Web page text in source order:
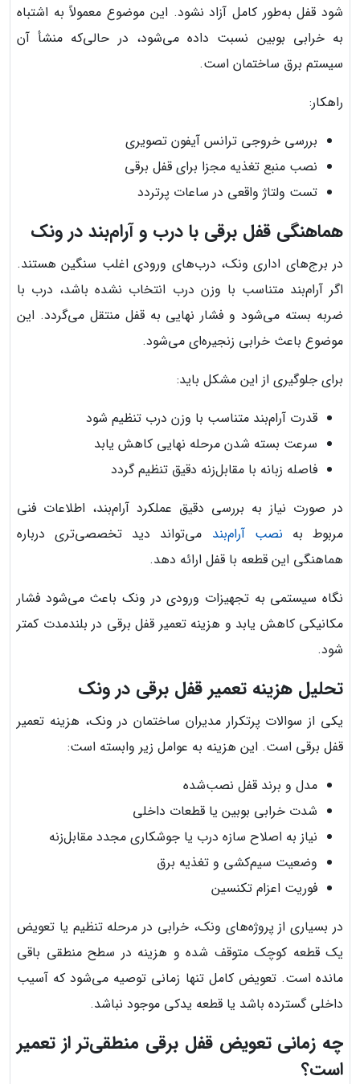
شود قفل به‌طور کامل آزاد نشود. این موضوع معمولاً به اشتباه
به خرابی بوبین نسبت داده می‌شود، در حالی‌که منشأ آن
سیستم برق ساختمان است.
راهکار:
بررسی خروجی ترانس آیفون تصویری
نصب منبع تغذیه مجزا برای قفل برقی
تست ولتاژ واقعی در ساعات پرتردد
هماهنگی قفل برقی با درب و آرام‌بند در ونک
در برج‌های اداری ونک، درب‌های ورودی اغلب سنگین هستند.
اگر آرام‌بند متناسب با وزن درب انتخاب نشده باشد، درب با
ضربه بسته می‌شود و فشار نهایی به قفل منتقل می‌گردد. این
موضوع باعث خرابی زنجیره‌ای می‌شود.
برای جلوگیری از این مشکل باید:
قدرت آرام‌بند متناسب با وزن درب تنظیم شود
سرعت بسته شدن مرحله نهایی کاهش یابد
فاصله زبانه با مقابل‌زنه دقیق تنظیم گردد
در صورت نیاز به بررسی دقیق عملکرد آرام‌بند، اطلاعات فنی
مربوط به نصب آرام‌بند می‌تواند دید تخصصی‌تری درباره
هماهنگی این قطعه با قفل ارائه دهد.
نگاه سیستمی به تجهیزات ورودی در ونک باعث می‌شود فشار
مکانیکی کاهش یابد و هزینه تعمیر قفل برقی در بلندمدت کمتر
شود.
تحلیل هزینه تعمیر قفل برقی در ونک
یکی از سوالات پرتکرار مدیران ساختمان در ونک، هزینه تعمیر
قفل برقی است. این هزینه به عوامل زیر وابسته است:
مدل و برند قفل نصب‌شده
شدت خرابی بوبین یا قطعات داخلی
نیاز به اصلاح سازه درب یا جوشکاری مجدد مقابل‌زنه
وضعیت سیم‌کشی و تغذیه برق
فوریت اعزام تکنسین
در بسیاری از پروژه‌های ونک، خرابی در مرحله تنظیم یا تعویض
یک قطعه کوچک متوقف شده و هزینه در سطح منطقی باقی
مانده است. تعویض کامل تنها زمانی توصیه می‌شود که آسیب
داخلی گسترده باشد یا قطعه یدکی موجود نباشد.
چه زمانی تعویض قفل برقی منطقی‌تر از تعمیر
است؟